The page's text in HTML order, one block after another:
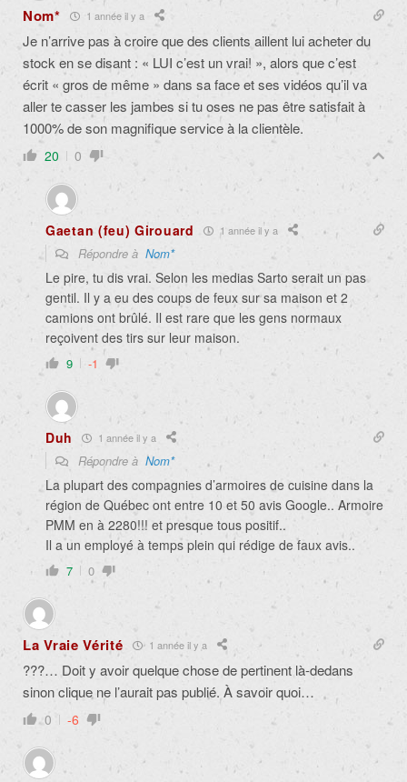
Nom* 1 année il y a
Je n’arrive pas à croire que des clients aillent lui acheter du
stock en se disant : « LUI c’est un vrai! », alors que c’est
écrit « gros de même » dans sa face et ses vidéos qu’il va
aller te casser les jambes si tu oses ne pas être satisfait à
1000% de son magnifique service à la clientèle.
20 0
Gaetan (feu) Girouard 1 année il y a
Répondre à Nom*
Le pire, tu dis vrai. Selon les medias Sarto serait un pas
gentil. Il y a eu des coups de feux sur sa maison et 2
camions ont brûlé. Il est rare que les gens normaux
reçoivent des tirs sur leur maison.
9 -1
Duh 1 année il y a
Répondre à Nom*
La plupart des compagnies d’armoires de cuisine dans la
région de Québec ont entre 10 et 50 avis Google.. Armoire
PMM en à 2280!!! et presque tous positif..
Il a un employé à temps plein qui rédige de faux avis..
7 0
La Vraie Vérité 1 année il y a
???… Doit y avoir quelque chose de pertinent là-dedans
sinon clique ne l’aurait pas publié. À savoir quoi…
0 -6